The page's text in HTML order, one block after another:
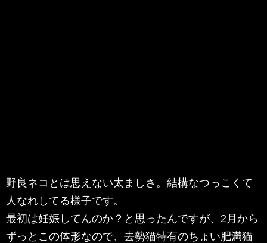
野良ネコとは思えない太ましさ。結構なつっこくて
人なれしてる様子です。
最初は妊娠してんのか？と思ったんですが、2月から
ずっとこの体形なので、去勢猫特有のちょい肥満猫